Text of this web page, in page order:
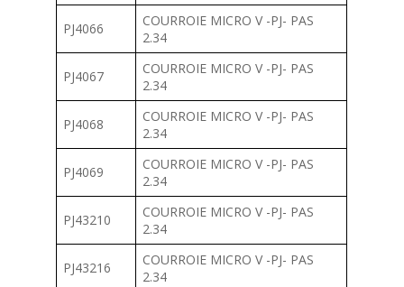
PJ4066
COURROIE MICRO V -PJ- PAS
2.34
PJ4067
COURROIE MICRO V -PJ- PAS
2.34
PJ4068
COURROIE MICRO V -PJ- PAS
2.34
PJ4069
COURROIE MICRO V -PJ- PAS
2.34
PJ43210
COURROIE MICRO V -PJ- PAS
2.34
PJ43216
COURROIE MICRO V -PJ- PAS
2.34